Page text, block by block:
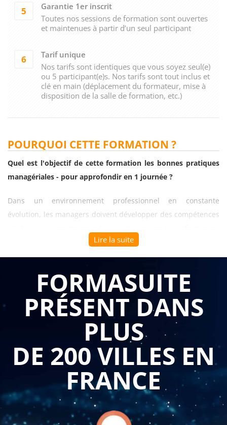
5
Garantie 1er inscrit
Toutes nos sessions de formation sont ouvertes
et maintenues à partir d’un seul participant
6
Tarif unique
Nos tarifs sont identiques que vous soyez seul(e)
ou 5 participant(e)s. Nos tarifs sont tout inclus et
clé en main (déplacement du formateur, mise à
disposition de la salle de formation, etc.)
POURQUOI CETTE FORMATION ?
Quel est l'objectif de cette formation les bonnes pratiques
managériales - pour approfondir en 1 journée ?
Dans un environnement professionnel en constante
évolution, les managers doivent développer des compétences
formation les bonnes pratiques managériales - pour
approfondir en 1 journéepermet aux cadres et responsables
session intensive et opérationnelle. Cette formation répond
aux besoins des entreprises qui souhaitent voir leurs
managers gagner en assurance, en impact et en capacité à
mobiliser leurs collaborateurs autour d'objectifs partagés.
Se former aux bonnes pratiques managériales commence par
développer sa confiance en soi, socle indispensable pour
incarner son rôle avec légitimité. Les participants apprennent
à identifier leurs forces, à s'appuyer sur leurs réussites
passées et à transformer leurs zones de progression en
leviers d'amélioration. Cette prise de recul permet d'adopter
Lire la suite
FORMASUITE
PRÉSENT DANS
PLUS
DE 200 VILLES EN
FRANCE